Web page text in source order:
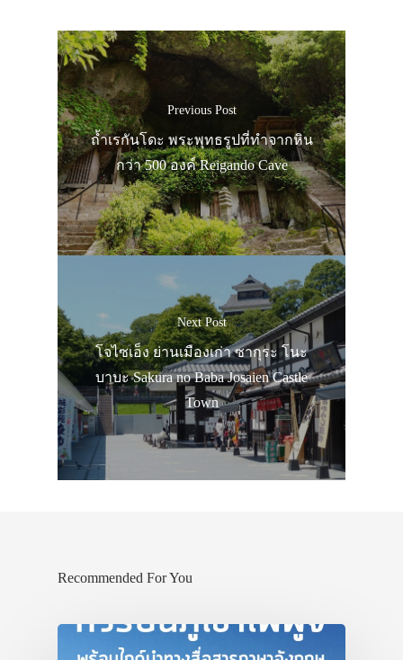
Previous Post
ถ้ำเรกันโดะ พระพุทธรูปที่ทำจากหิน
กว่า 500 องค์ Reigando Cave
Next Post
โจไซเอ็ง ย่านเมืองเก่า ซากุระ โนะ
บาบะ Sakura no Baba Josaien Castle
Town
Recommended For You
สาระน่ารู้
VIDEO
ภาพประทับใจ